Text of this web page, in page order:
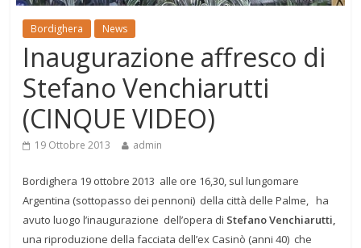
Bordighera News
Inaugurazione affresco di
Stefano Venchiarutti
(CINQUE VIDEO)
19 Ottobre 2013 admin
Bordighera 19 ottobre 2013 alle ore 16,30, sul lungomare
Argentina (sottopasso dei pennoni) della città delle Palme, ha
avuto luogo l’inaugurazione dell’opera di Stefano Venchiarutti,
una riproduzione della facciata dell’ex Casinò (anni 40) che